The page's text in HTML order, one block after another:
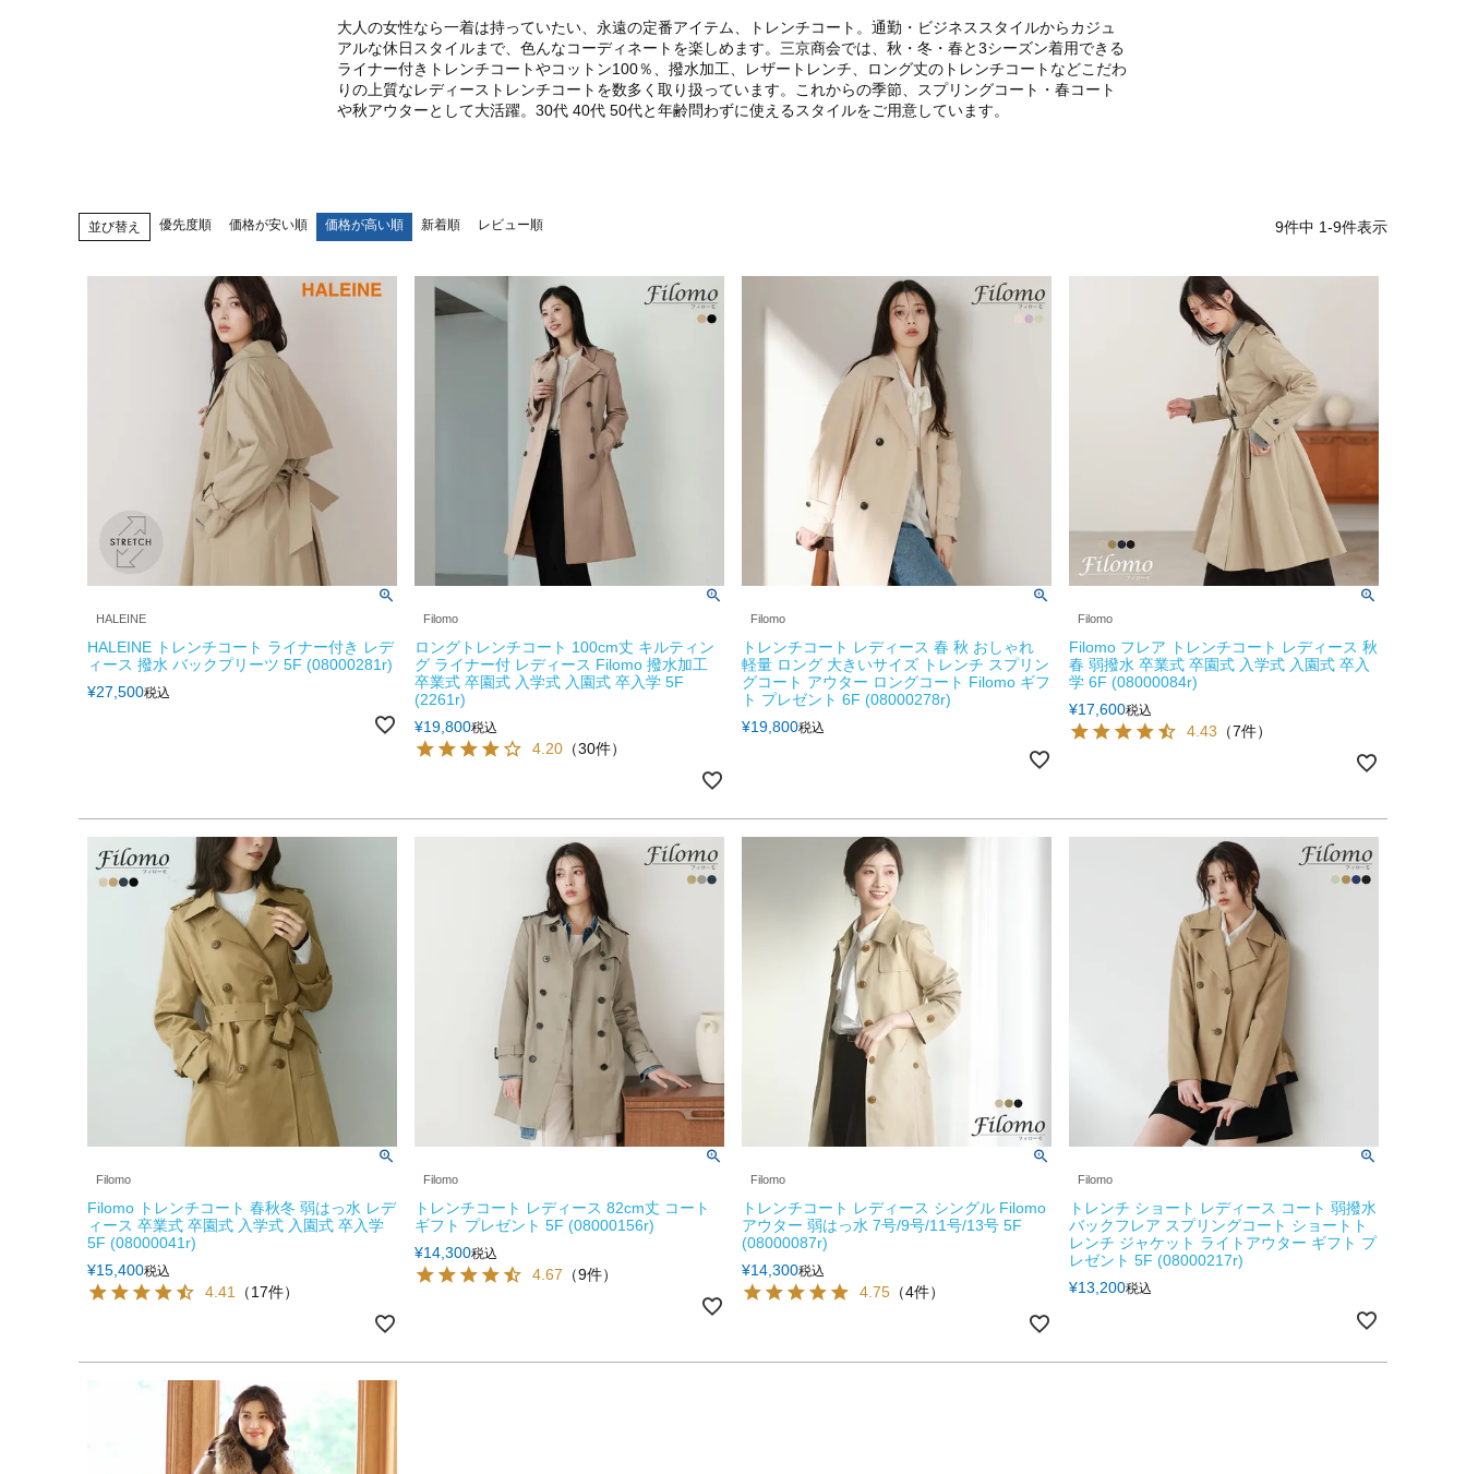
大人の女性なら一着は持っていたい、永遠の定番アイテム、トレンチコート。通勤・ビジネススタイルからカジュ
アルな休日スタイルまで、色んなコーディネートを楽しめます。三京商会では、秋・冬・春と3シーズン着用できる
ライナー付きトレンチコートやコットン100％、撥水加工、レザートレンチ、ロング丈のトレンチコートなどこだわ
りの上質なレディーストレンチコートを数多く取り扱っています。これからの季節、スプリングコート・春コート
や秋アウターとして大活躍。30代 40代 50代と年齢問わずに使えるスタイルをご用意しています。
並び替え 優先度順 価格が安い順 価格が高い順 新着順 レビュー順 9件中 1-9件表示
HALEINE
HALEINE トレンチコート ライナー付き レデ
ィース 撥水 バックプリーツ 5F (08000281r)
¥27,500税込
Filomo
ロングトレンチコート 100cm丈 キルティン
グ ライナー付 レディース Filomo 撥水加工
卒業式 卒園式 入学式 入園式 卒入学 5F
(2261r)
¥19,800税込
4.20 （30件）
Filomo
トレンチコート レディース 春 秋 おしゃれ
軽量 ロング 大きいサイズ トレンチ スプリン
グコート アウター ロングコート Filomo ギフ
ト プレゼント 6F (08000278r)
¥19,800税込
Filomo
Filomo フレア トレンチコート レディース 秋
春 弱撥水 卒業式 卒園式 入学式 入園式 卒入
学 6F (08000084r)
¥17,600税込
4.43 （7件）
Filomo
Filomo トレンチコート 春秋冬 弱はっ水 レデ
ィース 卒業式 卒園式 入学式 入園式 卒入学
5F (08000041r)
¥15,400税込
4.41 （17件）
Filomo
トレンチコート レディース 82cm丈 コート
ギフト プレゼント 5F (08000156r)
¥14,300税込
4.67 （9件）
Filomo
トレンチコート レディース シングル Filomo
アウター 弱はっ水 7号/9号/11号/13号 5F
(08000087r)
¥14,300税込
4.75 （4件）
Filomo
トレンチ ショート レディース コート 弱撥水
バックフレア スプリングコート ショートト
レンチ ジャケット ライトアウター ギフト プ
レゼント 5F (08000217r)
¥13,200税込